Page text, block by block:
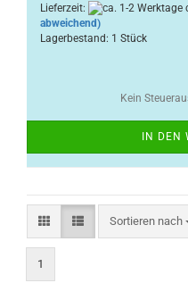
Lieferzeit:
abweichend)
Lagerbestand: 1 Stück
Kein
IN DEN
Sortieren nach
Sortieren nach
1